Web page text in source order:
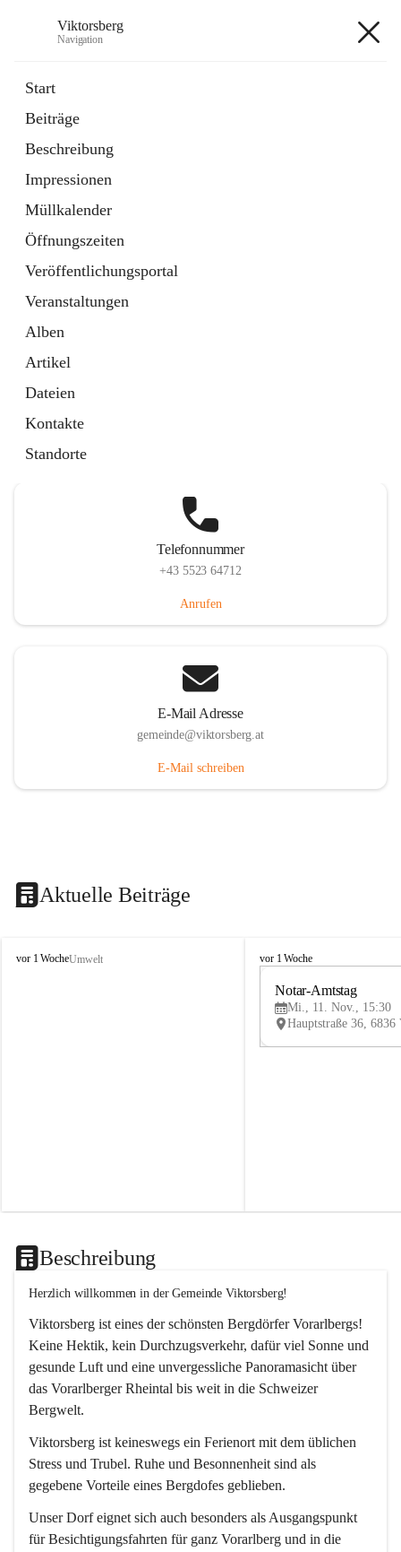
Viktorsberg
Navigation
Start
Beiträge
Beschreibung
Impressionen
Müllkalender
Öffnungszeiten
Veröffentlichungsportal
Veranstaltungen
Alben
Artikel
Dateien
Kontakte
Standorte
1 Schnellzugriff
Bürgerservice
10 Schnellzugriffe
Telefonnummer
+43 5523 64712
Anrufen
E-Mail Adresse
gemeinde@viktorsberg.at
E-Mail schreiben
Aktuelle Beiträge
V
vor 1 WocheUmwelt
V
vor 1 Woche
Notar-Amtstag
Mi., 11. Nov., 15:30
Beschreibung
Herzlich willkommen in der Gemeinde Viktorsberg!
Viktorsberg ist eines der schönsten Bergdörfer Vorarlbergs!
Keine Hektik, kein Durchzugsverkehr, dafür viel Sonne und
gesunde Luft und eine unvergessliche Panoramasicht über
das Vorarlberger Rheintal bis weit in die Schweizer
Bergwelt.
Viktorsberg ist keineswegs ein Ferienort mit dem üblichen
Stress und Trubel. Ruhe und Besonnenheit sind als
gegebene Vorteile eines Bergdofes geblieben.
Unser Dorf eignet sich auch besonders als Ausgangspunkt
für Besichtigungsfahrten für ganz Vorarlberg und in die